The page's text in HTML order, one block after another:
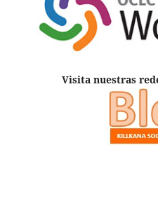
Visita nuestras